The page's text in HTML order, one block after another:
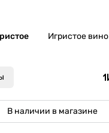
Игристое вино
В наличии в магазине